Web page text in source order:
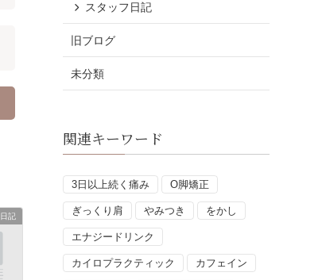
記
スタッフ日記
旧ブログ
未分類
関連キーワード
3日以上続く痛み O脚矯正
ぎっくり肩 やみつき をかし
エナジードリンク
カイロプラクティック カフェイン